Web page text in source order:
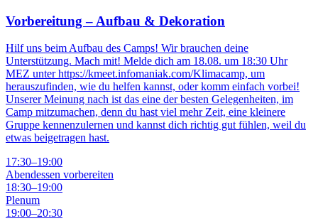
Vorbereitung – Aufbau & Dekoration
Hilf uns beim Aufbau des Camps! Wir brauchen deine
Unterstützung. Mach mit! Melde dich am 18.08. um 18:30 Uhr
MEZ unter https://kmeet.infomaniak.com/Klimacamp, um
herauszufinden, wie du helfen kannst, oder komm einfach vorbei!
Unserer Meinung nach ist das eine der besten Gelegenheiten, im
Camp mitzumachen, denn du hast viel mehr Zeit, eine kleinere
Gruppe kennenzulernen und kannst dich richtig gut fühlen, weil du
etwas beigetragen hast.
17:30–19:00
Abendessen vorbereiten
18:30–19:00
Plenum
19:00–20:30